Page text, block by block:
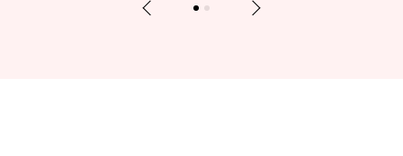
Previous 1 2 Next